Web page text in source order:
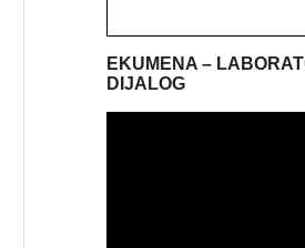
EKUMENA –
DIJALOG